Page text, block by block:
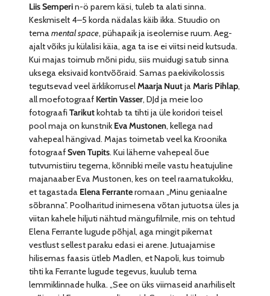
Liis Semperin-ö parem käsi, tuleb ta alati sinna.
Keskmiselt 4–5 korda nädalas käib ikka. Stuudio on
temamental space, pühapaik ja iseolemise ruum. Aeg-
ajalt võiks ju külalisi käia, aga ta ise ei viitsi neid kutsuda.
Kui majas toimub mõni pidu, siis muidugi satub sinna
uksega eksivaid kontvõõraid. Samas paekivikolossis
tegutsevad veel ärklikorruselMaarja NuutjaMaris Pihlap,
all moefotograaf Kertin Vasser, DJd ja meie loo
fotograafiTarikutkohtab ta tihti ja üle koridori teisel
pool maja on kunstnik Eva Mustonen, kellega nad
vahepeal hängivad. Majas toimetab veel ka Kroonika
fotograafSven Tupits. Kui läheme vahepeal õue
tutvumistiiru tegema, kõnnibki meile vastu heatujuline
majanaaber Eva Mustonen, kes on teel raamatukokku,
et tagastada Elena Ferranteromaan „Minu geniaalne
sõbranna”. Poolharitud inimesena võtan jutuotsa üles ja
viitan kahele hiljuti nähtud mängufilmile, mis on tehtud
Elena Ferrante lugude põhjal, aga mingit pikemat
vestlust sellest paraku edasi ei arene. Jutuajamise
hilisemas faasis ütleb Madlen, et Napoli, kus toimub
tihti ka Ferrante lugude tegevus, kuulub tema
lemmiklinnade hulka. „See on üks viimaseid anarhiliselt